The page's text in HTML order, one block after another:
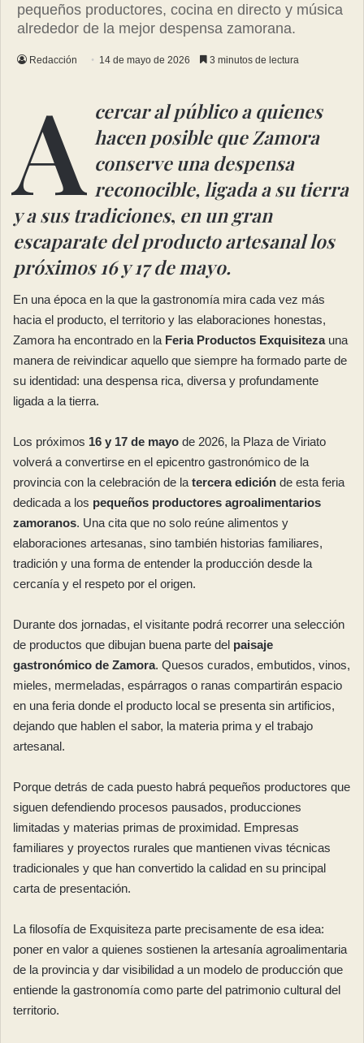
pequeños productores, cocina en directo y música
alrededor de la mejor despensa zamorana.
Redacción 14 de mayo de 2026 3 minutos de lectura
A cercar al público a quienes
hacen posible que Zamora
conserve una despensa
reconocible, ligada a su tierra
y a sus tradiciones, en un gran
escaparate del producto artesanal los
próximos 16 y 17 de mayo.
En una época en la que la gastronomía mira cada vez más
hacia el producto, el territorio y las elaboraciones honestas,
Zamora ha encontrado en la Feria Productos Exquisitezauna
manera de reivindicar aquello que siempre ha formado parte de
su identidad: una despensa rica, diversa y profundamente
ligada a la tierra.
Los próximos 16 y 17 de mayo de 2026, la Plaza de Viriato
volverá a convertirse en el epicentro gastronómico de la
provincia con la celebración de la tercera edición de esta feria
dedicada a los pequeños productores agroalimentarios
zamoranos. Una cita que no solo reúne alimentos y
elaboraciones artesanas, sino también historias familiares,
tradición y una forma de entender la producción desde la
cercanía y el respeto por el origen.
Durante dos jornadas, el visitante podrá recorrer una selección
de productos que dibujan buena parte del paisaje
gastronómico de Zamora. Quesos curados, embutidos, vinos,
mieles, mermeladas, espárragos o ranas compartirán espacio
en una feria donde el producto local se presenta sin artificios,
dejando que hablen el sabor, la materia prima y el trabajo
artesanal.
Porque detrás de cada puesto habrá pequeños productores que
siguen defendiendo procesos pausados, producciones
limitadas y materias primas de proximidad. Empresas
familiares y proyectos rurales que mantienen vivas técnicas
tradicionales y que han convertido la calidad en su principal
carta de presentación.
La filosofía de Exquisiteza parte precisamente de esa idea:
poner en valor a quienes sostienen la artesanía agroalimentaria
de la provincia y dar visibilidad a un modelo de producción que
entiende la gastronomía como parte del patrimonio cultural del
territorio.